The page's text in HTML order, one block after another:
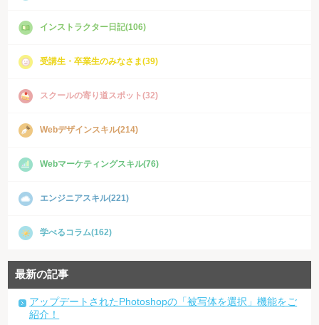
インストラクター日記(106)
受講生・卒業生のみなさま(39)
スクールの寄り道スポット(32)
Webデザインスキル(214)
Webマーケティングスキル(76)
エンジニアスキル(221)
学べるコラム(162)
最新の記事
アップデートされたPhotoshopの「被写体を選択」機能をご
紹介！